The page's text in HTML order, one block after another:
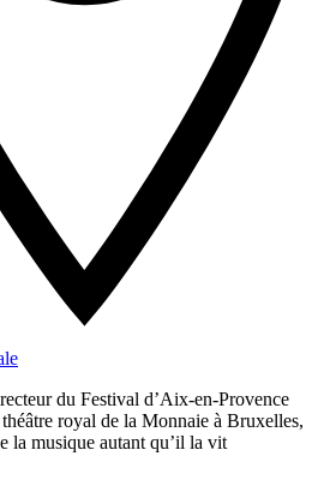
du Festival d’Aix-en-Provence
royal de la Monnaie à Bruxelles,
la musique autant qu’il la vit